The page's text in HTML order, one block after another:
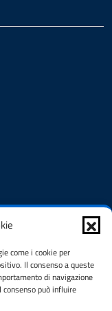
come i cookie per
Il consenso a queste
di navigazione
può influire